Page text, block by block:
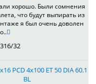
хорошо. Были сомнения
что будут выпирать из
я был очень доволен
32
PCD 4x100 ET 50 DIA 60.1
BL